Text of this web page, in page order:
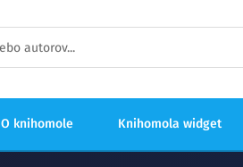
O knihomole Knihomola widget